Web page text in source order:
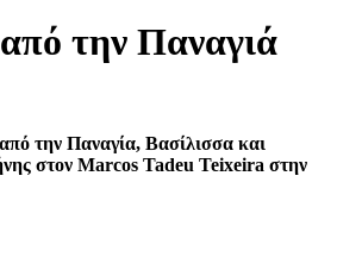
την Παναγιά
την Παναγία, Βασίλισσα και
στον Marcos Tadeu Teixeira στην